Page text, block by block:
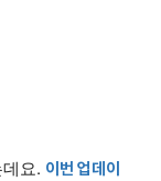
요. 이번 업데이